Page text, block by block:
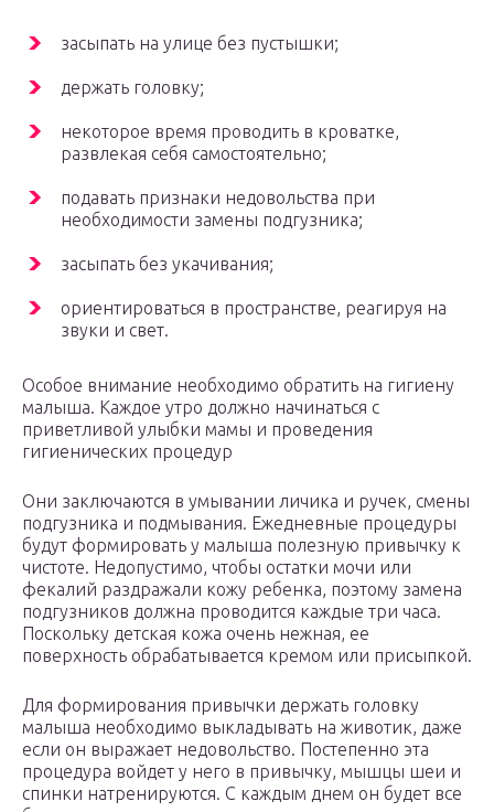
засыпать на улице без пустышки;
держать головку;
некоторое время проводить в кроватке,
развлекая себя самостоятельно;
подавать признаки недовольства при
необходимости замены подгузника;
засыпать без укачивания;
ориентироваться в пространстве, реагируя на
звуки и свет.
Особое внимание необходимо обратить на гигиену
малыша. Каждое утро должно начинаться с
приветливой улыбки мамы и проведения
гигиенических процедур
Они заключаются в умывании личика и ручек, смены
подгузника и подмывания. Ежедневные процедуры
будут формировать у малыша полезную привычку к
чистоте. Недопустимо, чтобы остатки мочи или
фекалий раздражали кожу ребенка, поэтому замена
подгузников должна проводится каждые три часа.
Поскольку детская кожа очень нежная, ее
поверхность обрабатывается кремом или присыпкой.
Для формирования привычки держать головку
малыша необходимо выкладывать на животик, даже
если он выражает недовольство. Постепенно эта
процедура войдет у него в привычку, мышцы шеи и
спинки натренируются. С каждым днем он будет все